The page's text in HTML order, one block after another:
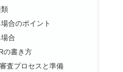
合のポイント
合
の書き方
査プロセスと準備